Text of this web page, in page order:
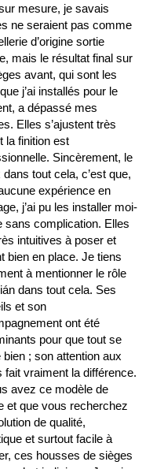
mesure, je savais
ne seraient pas comme
d’origine sortie
mais le résultat final sur
avant, qui sont les
j’ai installés pour le
a dépassé mes
Elles s’ajustent très
la finition est
Sincèrement, le
dans tout cela, c’est que,
expérience en
j’ai pu les installer moi-
sans complication. Elles
intuitives à poser et
bien en place. Je tiens
à mentionner le rôle
dans tout cela. Ses
et son
ont été
pour que tout se
bien ; son attention aux
fait vraiment la différence.
avez ce modèle de
et que vous recherchez
de qualité,
et surtout facile à
ces housses de sièges